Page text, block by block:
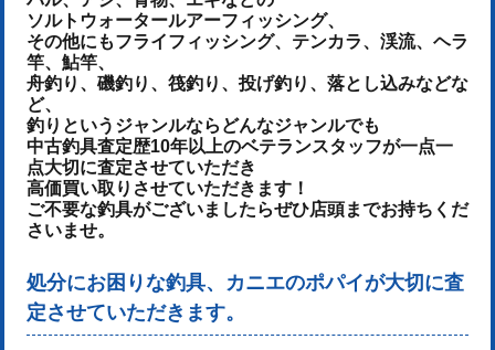
ソルトウォータールアーフィッシング、
その他にもフライフィッシング、テンカラ、渓流、ヘラ
竿、鮎竿、
舟釣り、磯釣り、筏釣り、投げ釣り、落とし込みなどな
ど、
釣りというジャンルならどんなジャンルでも
中古釣具査定歴10年以上のベテランスタッフが一点一
点大切に査定させていただき
高価買い取りさせていただきます！
ご不要な釣具がございましたらぜひ店頭までお持ちくだ
さいませ。
処分にお困りな釣具、カニエのポパイが大切に査
定させていただきます。